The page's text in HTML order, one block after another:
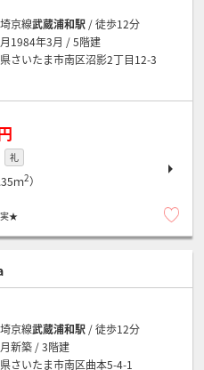
京線武蔵浦和駅 / 徒歩12分
1984年3月 / 5階建
さいたま市南区沼影2丁目12-3
礼
ｍ2）
実★
京線武蔵浦和駅 / 徒歩12分
新築 / 3階建
さいたま市南区曲本5-4-1